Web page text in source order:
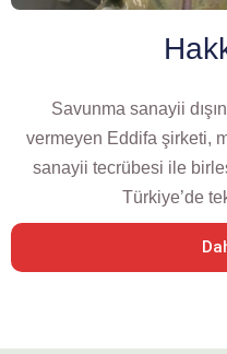
Savunma sanayii
vermeyen Eddifa şirketi,
sanayii tecrübesi ile
Türkiye’de